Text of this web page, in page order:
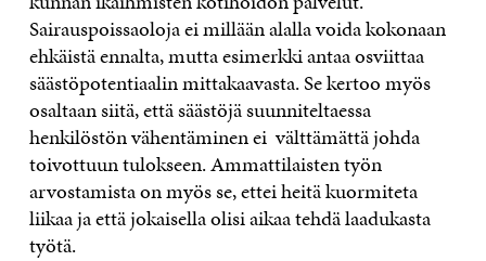
Sairauspoissaoloja ei millään alalla voida kokonaan
ehkäistä ennalta, mutta esimerkki antaa osviittaa
säästöpotentiaalin mittakaavasta. Se kertoo myös
osaltaan siitä, että säästöjä suunniteltaessa
henkilöstön vähentäminen ei välttämättä johda
toivottuun tulokseen. Ammattilaisten työn
arvostamista on myös se, ettei heitä kuormiteta
liikaa ja että jokaisella olisi aikaa tehdä laadukasta
työtä.